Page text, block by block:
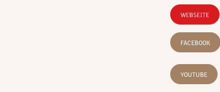
WEBSEITE
FACEBOOK
YOUTUBE